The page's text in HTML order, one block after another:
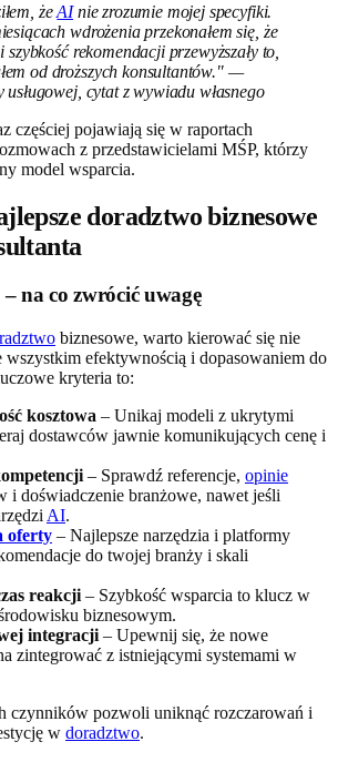
żeAInie zrozumie mojej specyfiki.
wdrożenia przekonałem się, że
rekomendacji przewyższały to,
od droższych konsultantów." —
usługowej, cytat z wywiadu własnego
częściej pojawiają się w raportach
z przedstawicielami MŚP, którzy
model wsparcia.
doradztwo biznesowe
na co zwrócić uwagę
biznesowe, warto kierować się nie
wszystkim efektywnością i dopasowaniem do
kryteria to:
kosztowa – Unikaj modeli z ukrytymi
dostawców jawnie komunikujących cenę i
– Sprawdź referencje, opinie
i doświadczenie branżowe, nawet jeśli
AI.
oferty – Najlepsze narzędzia i platformy
do twojej branży i skali
reakcji – Szybkość wsparcia to klucz w
biznesowym.
integracji – Upewnij się, że nowe
zintegrować z istniejącymi systemami w
czynników pozwoli uniknąć rozczarowań i
w doradztwo.